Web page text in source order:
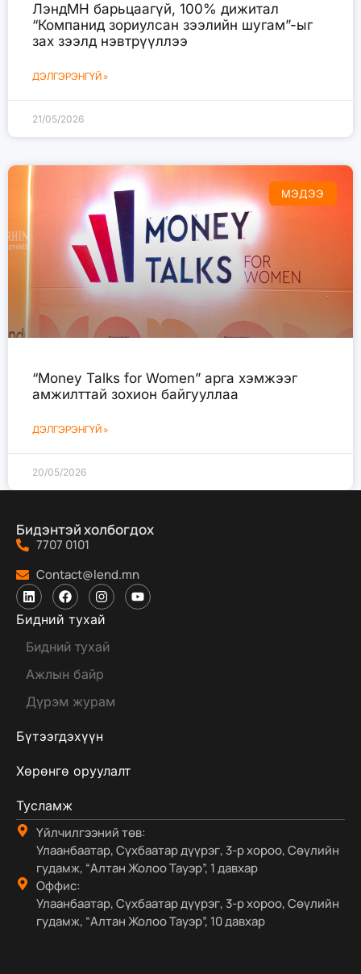
ЛэндМН барьцаагүй, 100% дижитал
“Компанид зориулсан зээлийн шугам”-ыг
зах зээлд нэвтрүүллээ
ДЭЛГЭРЭНГҮЙ »
21/05/2026
МЭДЭЭ
“Money Talks for Women” арга хэмжээг
амжилттай зохион байгууллаа
ДЭЛГЭРЭНГҮЙ »
20/05/2026
Бидэнтэй холбогдох
7707 0101
Contact@lend.mn
Бидний тухай
Бүтээгдэхүүн
Хөрөнгө оруулалт
Тусламж
Бидний тухай
Ажлын байр
Дүрэм журам
Үйлчилгээний төв:
Улаанбаатар, Сүхбаатар дүүрэг, 3-р хороо, Сөүлийн
гудамж, “Алтан Жолоо Тауэр”, 1 давхар
Оффис:
Улаанбаатар, Сүхбаатар дүүрэг, 3-р хороо, Сөүлийн
гудамж, “Алтан Жолоо Тауэр”, 10 давхар